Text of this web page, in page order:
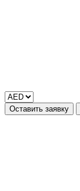
Оставить заявку